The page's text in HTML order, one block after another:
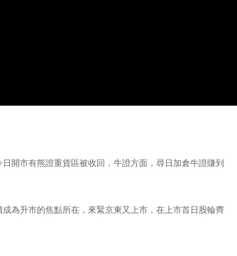
開市有熊證重貨區被收回，牛證方面，尋日加倉牛證賺到
為升市的焦點所在，來緊京東又上市，在上市首日股輪齊